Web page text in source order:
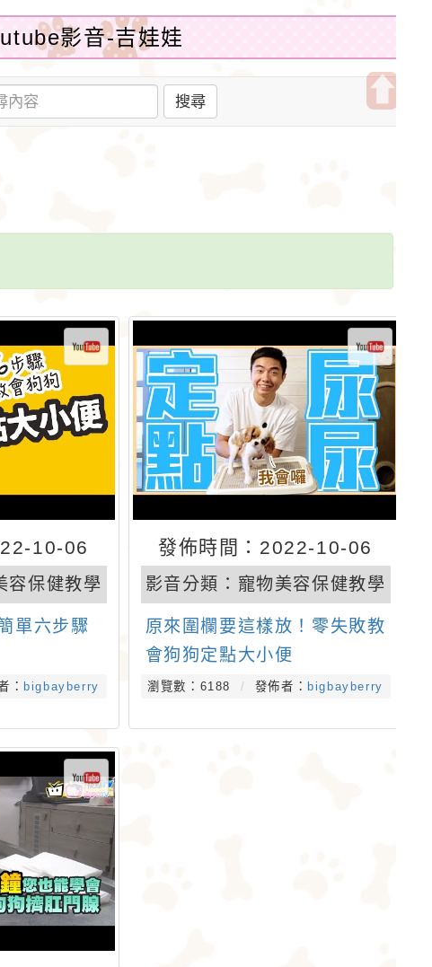
塊
影音-吉娃娃
搜尋
10-06
容保健教學
單六步驟
： bigbayberry
發佈時間：2022-10-06
影音分類： 寵物美容保健教學
原來圍欄要這樣放！零失敗教
會狗狗定點大小便
瀏覽數：6188 發佈者： bigbayberry